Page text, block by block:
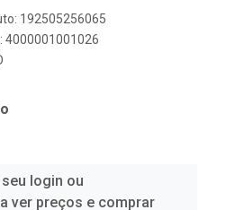
192505256065
4000001001026
seu login ou
ver preços e comprar